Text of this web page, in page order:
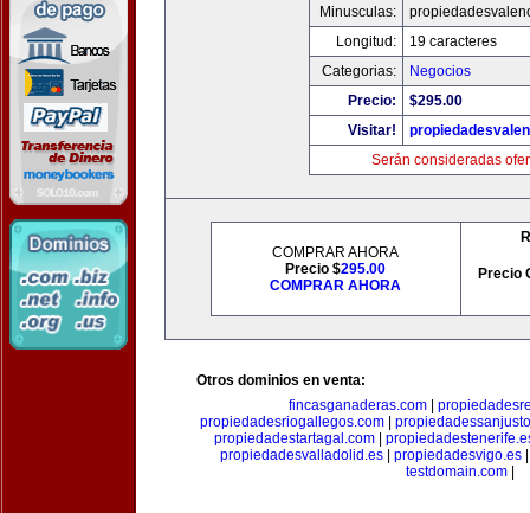
Minusculas:
Longitud:
19 caracteres
Categorias:
Negocios
Precio:
$295.00
Visitar!
Serán consideradas
COMPRAR AHORA
Precio $295.00
COMPRAR AHORA
Precio
Otros dominios en venta:
fincasganaderas.com|
propiedadesriogallegos.com|
propiedadestartagal.com|
propiedadesvalladolid.es
propiedadesvigo.es
testdomain.com